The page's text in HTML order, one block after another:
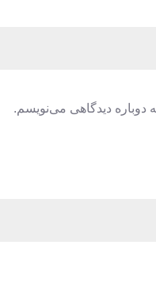
دوباره دیدگاهی می‌نویسم.